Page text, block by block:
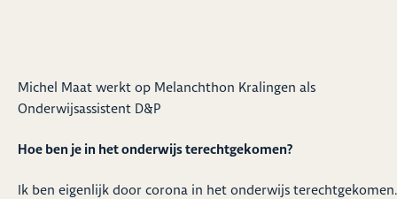
Michel Maat werkt op Melanchthon Kralingen als
Onderwijsassistent D&P
Hoe ben je in het onderwijs terechtgekomen?
Ik ben eigenlijk door corona in het onderwijs terechtgekomen.